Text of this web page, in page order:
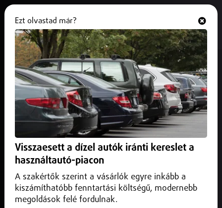
Szabolcsi polgárőrök az országos
vezetésben
2025. október 14.Szabolcs-Szatmár-Bereg vármegye
Budapesten tartotta tisztújító közgyűlését az Országos
Ezt olvastad már?
Visszaesett a dízel autók iránti kereslet a
használtautó-piacon
A szakértők szerint a vásárlók egyre inkább a
kiszámíthatóbb fenntartási költségű, modernebb
megoldások felé fordulnak.